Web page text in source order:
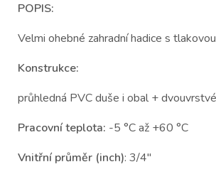
POPIS:
Velmi ohebné zahradní hadice s
Konstrukce:
průhledná PVC duše i obal +
Pracovní teplota: -5 °C až +60 °C
Vnitřní průměr (inch): 3/4"